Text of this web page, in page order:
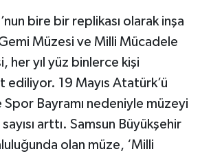
bire bir replikası olarak inşa
Müzesi ve Milli Mücadele
her yıl yüz binlerce kişi
ediliyor. 19 Mayıs Atatürk’ü
Bayramı nedeniyle müzeyi
arttı. Samsun Büyükşehir
olan müze, ‘Milli